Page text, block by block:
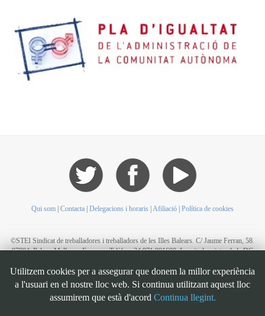
Qui som Contacta Delegacions i horaris Afiliació Política de cookies
©STEI Sindicat de treballadores i treballadors de les Illes Balears. C/ Jaume Ferran, 58.
07004. Palma. Mallorca. Espanya. Telèfon: 34 971 901600. Inscrit al registre de la DG
G07126956
Bootstrapis a front-end framework of Twitter, Inc. Code licensed underMIT License.
Font Awesomefont licensed under SIL OFL 1.1.
Utilitzem cookies per a assegurar que donem la millor experiència
a l'usuari en el nostre lloc web. Si continua utilitzant aquest lloc
assumirem que està d'acord Continua llegint.